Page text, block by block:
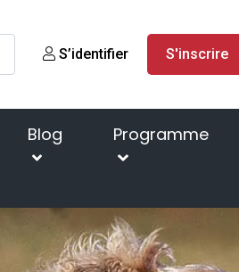
S’identifier S'inscrire
Blog Programme
Grand Basset